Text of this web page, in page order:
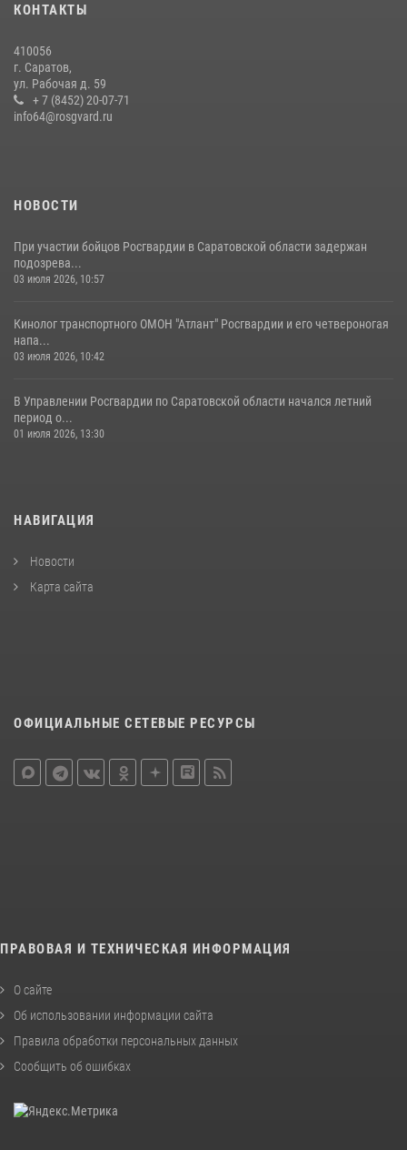
Росгвардии состоялся праздничный молебен, посвященный Дню
Крещения Руси
28 июля 2026, 13:25
05 августа 2026, 12:55
КОНТАКТЫ
410056
г. Саратов,
ул. Рабочая д. 59
+ 7 (8452) 20-07-71
info64@rosgvard.ru
НОВОСТИ
При участии бойцов Росгвардии в Саратовской области задержан
подозрева...
03 июля 2026, 10:57
Кинолог транспортного ОМОН "Атлант" Росгвардии и его четвероногая
напа...
03 июля 2026, 10:42
В Управлении Росгвардии по Саратовской области начался летний
период о...
01 июля 2026, 13:30
НАВИГАЦИЯ
Новости
Карта сайта
ОФИЦИАЛЬНЫЕ СЕТЕВЫЕ РЕСУРСЫ
ПРАВОВАЯ И ТЕХНИЧЕСКАЯ ИНФОРМАЦИЯ
О сайте
Об использовании информации сайта
Правила обработки персональных данных
Сообщить об ошибках